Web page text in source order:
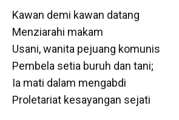
Kawan demi kawan datang
Menziarahi makam
Usani, wanita pejuang komunis
Pembela setia buruh dan tani;
Ia mati dalam mengabdi
Proletariat kesayangan sejati